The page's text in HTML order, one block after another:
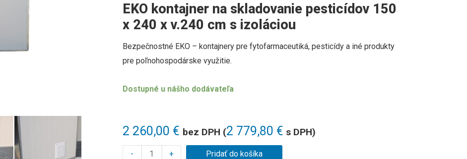
EKO kontajner na skladovanie pesticídov 150
x 240 x v.240 cm s izoláciou
2 260,00 € bez DPH (2 779,80 € s DPH)
Bezpečnostné EKO – kontajnery pre fytofarmaceutiká, pesticídy a iné produkty
pre poľnohospodárske využitie.
Dostupné u nášho dodávateľa
- + Pridať do košíka